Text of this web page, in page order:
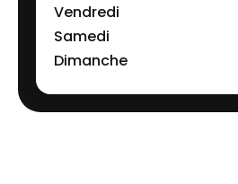
Vendredi
Samedi
Dimanche